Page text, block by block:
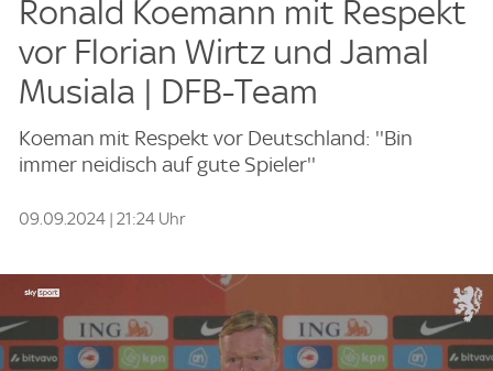
Ronald Koemann mit Respekt
vor Florian Wirtz und Jamal
Musiala | DFB-Team
Koeman mit Respekt vor Deutschland: ''Bin
immer neidisch auf gute Spieler''
09.09.2024 | 21:24 Uhr